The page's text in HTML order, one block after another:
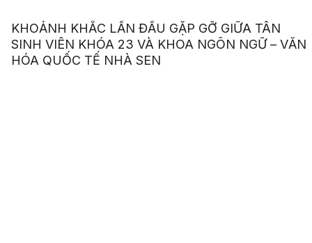
KHOẢNH KHẮC LẦN ĐẦU GẶP GỠ GIỮA TÂN
SINH VIÊN KHÓA 23 VÀ KHOA NGÔN NGỮ – VĂN
HÓA QUỐC TẾ NHÀ SEN